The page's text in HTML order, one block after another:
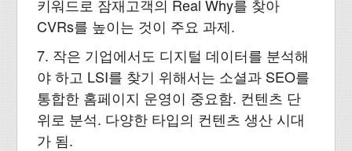
키워드로 잠재고객의 Real Why를 찾아
CVRs를 높이는 것이 주요 과제.
7. 작은 기업에서도 디지털 데이터를 분석해
야 하고 LSI를 찾기 위해서는 소셜과 SEO를
통합한 홈페이지 운영이 중요함. 컨텐츠 단
위로 분석. 다양한 타입의 컨텐츠 생산 시대
가 됨.